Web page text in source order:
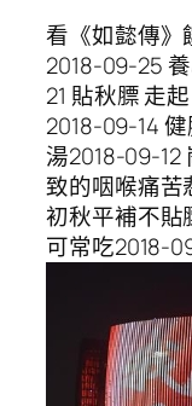
看《如懿傳》
2018-09-25
21 貼秋膘 走
2018-09-14
湯2018-09-12
致的咽喉痛苦
初秋平補不貼
可常吃2018-